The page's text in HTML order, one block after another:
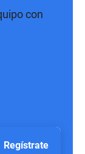
con
Regístrate